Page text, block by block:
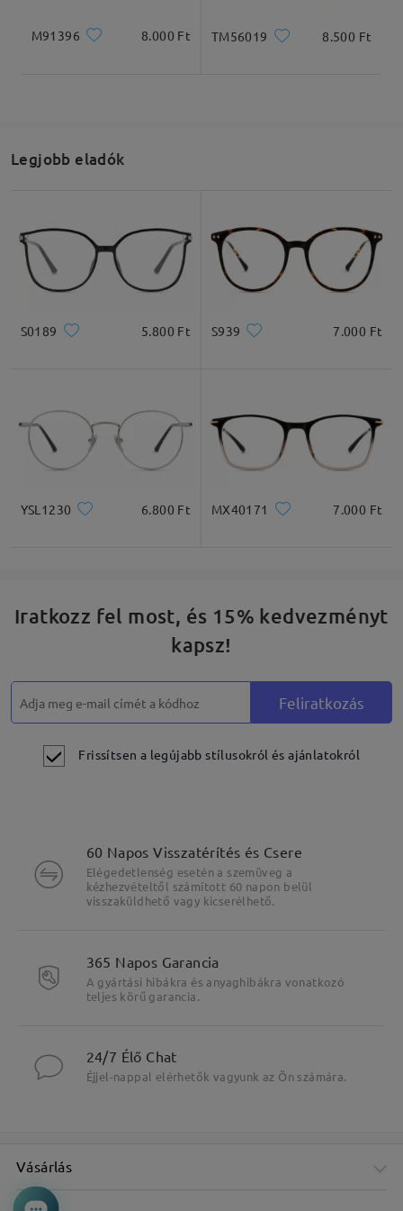
M91396 8.000 Ft TM56019 8.500 Ft
Legjobb eladók
S0189 5.800 Ft S939 7.000 Ft
YSL1230 6.800 Ft MX40171 7.000 Ft
Iratkozz fel most, és 15% kedvezményt
kapsz!
Feliratkozás
Frissítsen a legújabb stílusokról és ajánlatokról
60 Napos Visszatérítés és Csere
Elégedetlenség esetén a szemüveg a
kézhezvételtől számított 60 napon belül
visszaküldhető vagy kicserélhető.
365 Napos Garancia
A gyártási hibákra és anyaghibákra vonatkozó
teljes körű garancia.
24/7 Élő Chat
Éjjel-nappal elérhetők vagyunk az Ön számára.
Vásárlás